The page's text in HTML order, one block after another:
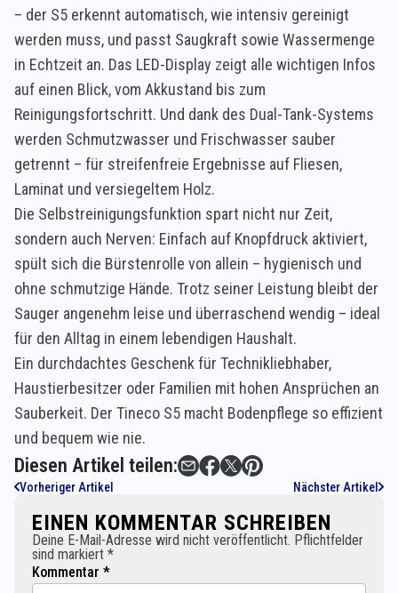
– der S5 erkennt automatisch, wie intensiv gereinigt
werden muss, und passt Saugkraft sowie Wassermenge
in Echtzeit an. Das LED-Display zeigt alle wichtigen Infos
auf einen Blick, vom Akkustand bis zum
Reinigungsfortschritt. Und dank des Dual-Tank-Systems
werden Schmutzwasser und Frischwasser sauber
getrennt – für streifenfreie Ergebnisse auf Fliesen,
Laminat und versiegeltem Holz.
Die Selbstreinigungsfunktion spart nicht nur Zeit,
sondern auch Nerven: Einfach auf Knopfdruck aktiviert,
spült sich die Bürstenrolle von allein – hygienisch und
ohne schmutzige Hände. Trotz seiner Leistung bleibt der
Sauger angenehm leise und überraschend wendig – ideal
für den Alltag in einem lebendigen Haushalt.
Ein durchdachtes Geschenk für Technikliebhaber,
Haustierbesitzer oder Familien mit hohen Ansprüchen an
Sauberkeit. Der Tineco S5 macht Bodenpflege so effizient
und bequem wie nie.
Diesen Artikel teilen:
Vorheriger Artikel Nächster Artikel
EINEN KOMMENTAR SCHREIBEN
Deine E-Mail-Adresse wird nicht veröffentlicht. Pflichtfelder
sind markiert *
Kommentar *